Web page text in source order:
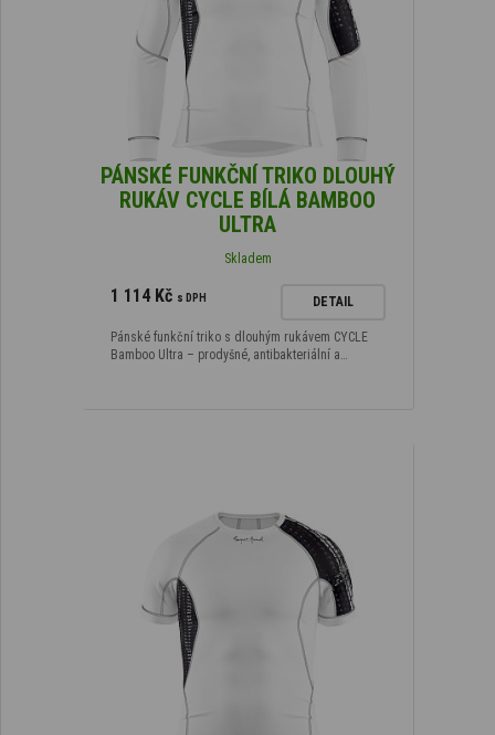
PÁNSKÉ FUNKČNÍ TRIKO DLOUHÝ
RUKÁV CYCLE BÍLÁ BAMBOO
ULTRA
Skladem
1 114 Kč s DPH DETAIL
Pánské funkční triko s dlouhým rukávem CYCLE
Bamboo Ultra – prodyšné, antibakteriální a…